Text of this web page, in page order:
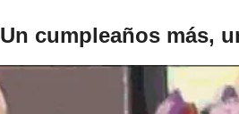
Un cumpleaños más,